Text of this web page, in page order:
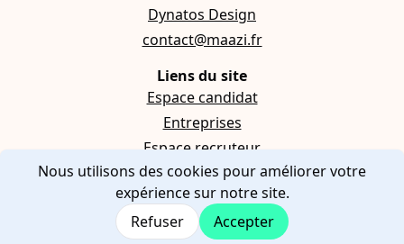
Dynatos Design
contact@maazi.fr
Liens du site
Espace candidat
Entreprises
Espace recruteur
Nous utilisons des cookies pour améliorer votre
expérience sur notre site.
Refuser
Accepter